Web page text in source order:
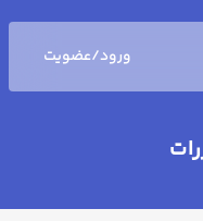
ورود/عضویت